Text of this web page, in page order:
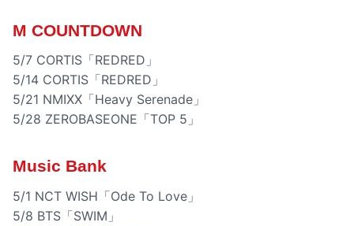
M COUNTDOWN
5/7 CORTIS「REDRED」
5/14 CORTIS「REDRED」
5/21 NMIXX「Heavy Serenade」
5/28 ZEROBASEONE「TOP 5」
Music Bank
5/1 NCT WISH「Ode To Love」
5/8 BTS「SWIM」